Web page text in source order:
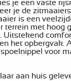
je een vaste
je de
is een
terrein met hoog
Uitstekend
het opbergvak.
voor
aan huis